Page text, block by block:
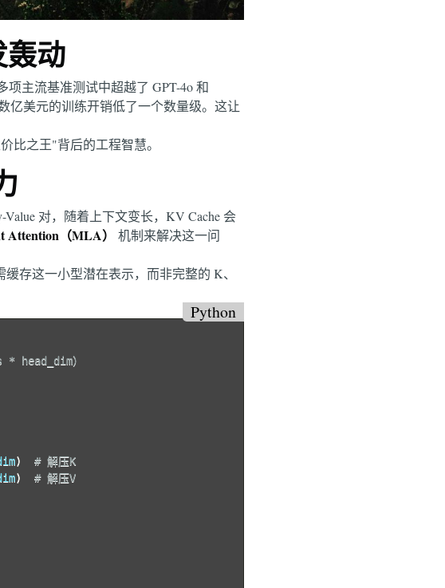
动
项主流基准测试中超越了 GPT-4o 和
亿美元的训练开销低了一个数量级。这让
比之王"背后的工程智慧。
对，随着上下文变长，KV Cache 会
Attention（MLA）
机制来解决这一问
存这一小型潜在表示，而非完整的 K、
Python
head_dim）
)
# 解压K
)
# 解压V